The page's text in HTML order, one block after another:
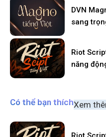
DVN
sang
Riot
năng
Có thể bạn thíchXem